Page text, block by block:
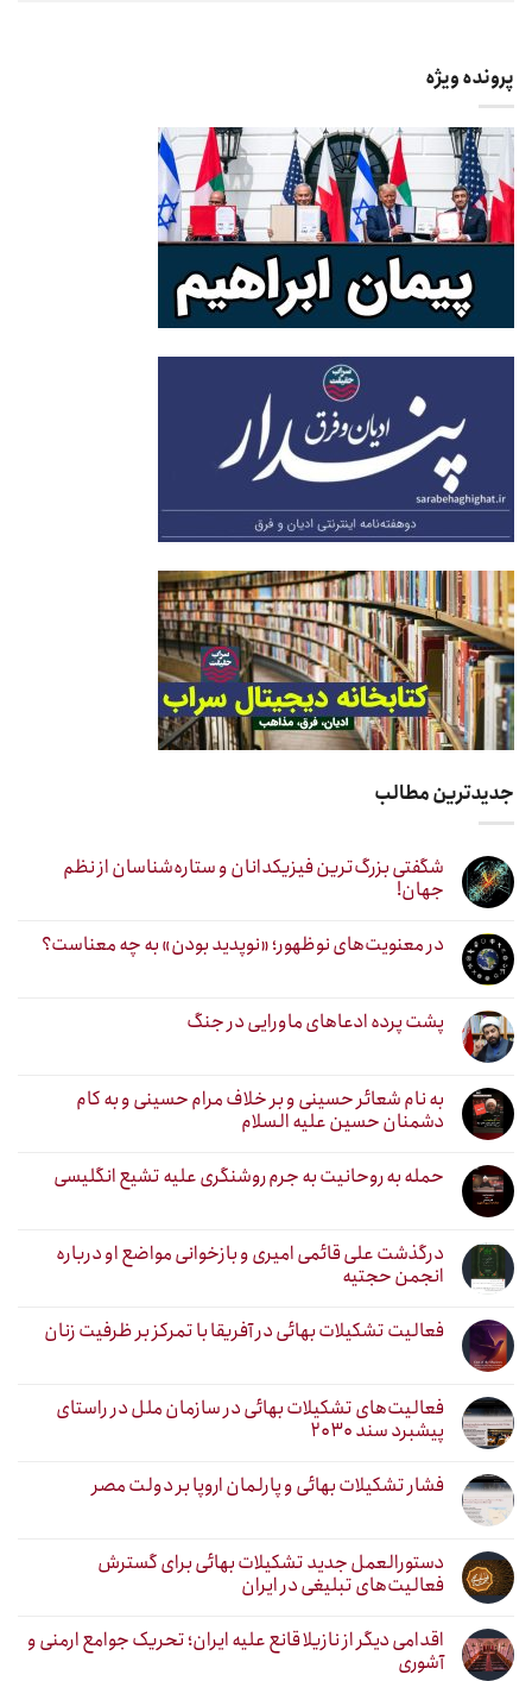
پرونده ویژه
جدیدترین مطالب
شگفتی بزرگ‌ترین فیزیکدانان و ستاره‌شناسان از نظم
جهان!
در معنویت‌های نوظهور؛ «نوپدید بودن» به چه معناست؟
پشت پرده ادعاهای ماورایی در جنگ
به نام شعائر حسینی و بر خلاف مرام حسینی و به کام
دشمنان حسین علیه السلام
حمله به روحانیت به جرم روشنگری علیه تشیع انگلیسی
درگذشت علی قائمی امیری و بازخوانی مواضع او درباره
انجمن حجتیه
فعالیت تشکیلات بهائی در آفریقا با تمرکز بر ظرفیت زنان
فعالیت‌های تشکیلات بهائی در سازمان ملل در راستای
پیشبرد سند ۲۰۳۰
فشار تشکیلات بهائی و پارلمان اروپا بر دولت مصر
دستورالعمل جدید تشکیلات بهائی برای گسترش
فعالیت‌های تبلیغی در ایران
اقدامی دیگر از نازیلا قانع علیه ایران؛ تحریک جوامع ارمنی و
آشوری